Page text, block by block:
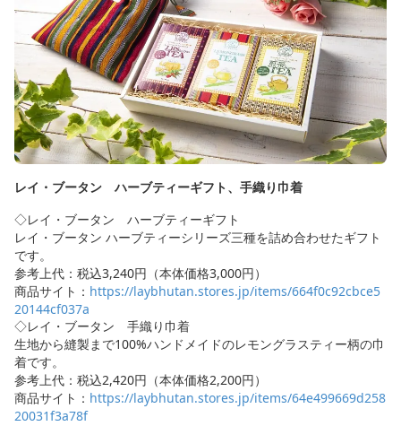
レイ・ブータン ハーブティーギフト、手織り巾着
◇レイ・ブータン ハーブティーギフト
レイ・ブータン ハーブティーシリーズ三種を詰め合わせたギフト
です。
参考上代：税込3,240円（本体価格3,000円）
商品サイト： https://laybhutan.stores.jp/items/664f0c92cbce5
20144cf037a
◇レイ・ブータン 手織り巾着
生地から縫製まで100%ハンドメイドのレモングラスティー柄の巾
着です。
参考上代：税込2,420円（本体価格2,200円）
商品サイト： https://laybhutan.stores.jp/items/64e499669d258
20031f3a78f